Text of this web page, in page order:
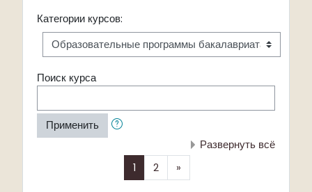
Категории курсов:
Поиск курса
Применить
Развернуть всё
1 (текущая)
2 »